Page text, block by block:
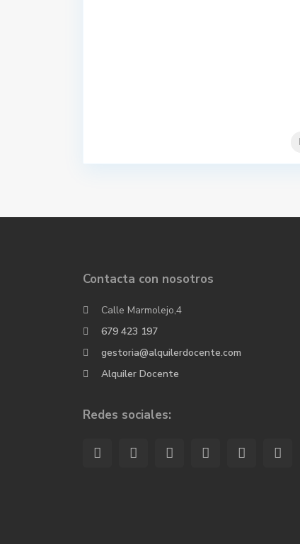
Contacta con nosotros
Calle Marmolejo,4
679 423 197
gestoria@alquilerdocente.com
Alquiler Docente
Redes sociales: